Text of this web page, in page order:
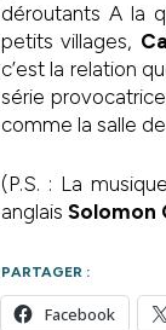
déroutants A la
petits villages,
c’est la relation
série
comme la salle
(P.S. : La
anglais Solomon
PARTAGER :
Facebook